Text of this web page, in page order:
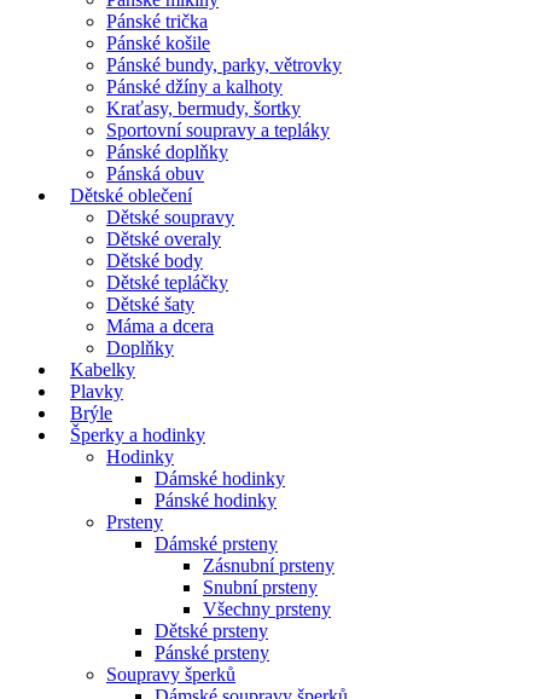
Pánské trička
Pánské košile
Pánské bundy, parky, větrovky
Pánské džíny a kalhoty
Kraťasy, bermudy, šortky
Sportovní soupravy a tepláky
Pánské doplňky
Pánská obuv
Dětské oblečení
Dětské soupravy
Dětské overaly
Dětské body
Dětské tepláčky
Dětské šaty
Máma a dcera
Doplňky
Kabelky
Plavky
Brýle
Šperky a hodinky
Hodinky
Dámské hodinky
Pánské hodinky
Prsteny
Dámské prsteny
Zásnubní prsteny
Snubní prsteny
Všechny prsteny
Dětské prsteny
Pánské prsteny
Soupravy šperků